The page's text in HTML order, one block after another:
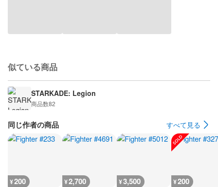
似ている商品
STARKADE: Legion
商品数82
同じ作者の商品 すべて見る
¥200 ¥2,700 ¥3,500 ¥200